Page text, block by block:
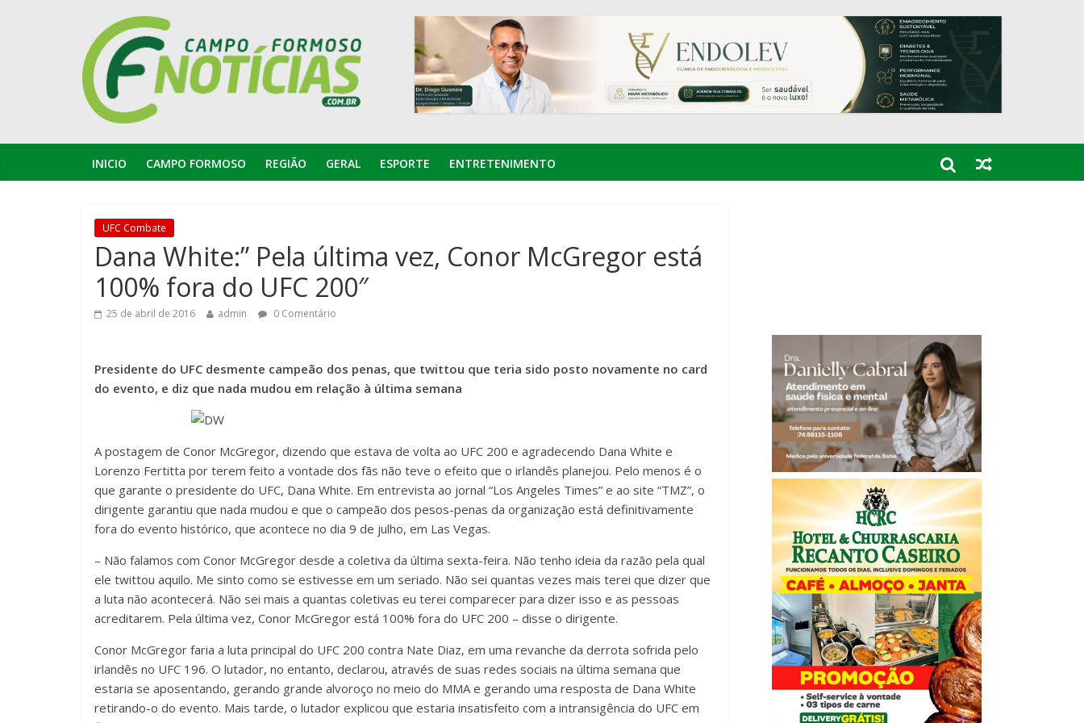
INICIO CAMPO FORMOSO REGIÃO GERAL ESPORTE ENTRETENIMENTO
UFC Combate
Dana White:” Pela última vez, Conor McGregor está
100% fora do UFC 200″
25 de abril de 2016 admin 0 Comentário
Presidente do UFC desmente campeão dos penas, que twittou que teria sido posto novamente no card
do evento, e diz que nada mudou em relação à última semana
A postagem de Conor McGregor, dizendo que estava de volta ao UFC 200 e agradecendo Dana White e
Lorenzo Fertitta por terem feito a vontade dos fãs não teve o efeito que o irlandês planejou. Pelo menos é o
que garante o presidente do UFC, Dana White. Em entrevista ao jornal “Los Angeles Times” e ao site “TMZ”, o
dirigente garantiu que nada mudou e que o campeão dos pesos-penas da organização está definitivamente
fora do evento histórico, que acontece no dia 9 de julho, em Las Vegas.
– Não falamos com Conor McGregor desde a coletiva da última sexta-feira. Não tenho ideia da razão pela qual
ele twittou aquilo. Me sinto como se estivesse em um seriado. Não sei quantas vezes mais terei que dizer que
a luta não acontecerá. Não sei mais a quantas coletivas eu terei comparecer para dizer isso e as pessoas
acreditarem. Pela última vez, Conor McGregor está 100% fora do UFC 200 – disse o dirigente.
Conor McGregor faria a luta principal do UFC 200 contra Nate Diaz, em uma revanche da derrota sofrida pelo
irlandês no UFC 196. O lutador, no entanto, declarou, através de suas redes sociais na última semana que
estaria se aposentando, gerando grande alvoroço no meio do MMA e gerando uma resposta de Dana White
retirando-o do evento. Mais tarde, o lutador explicou que estaria insatisfeito com a intransigência do UFC em